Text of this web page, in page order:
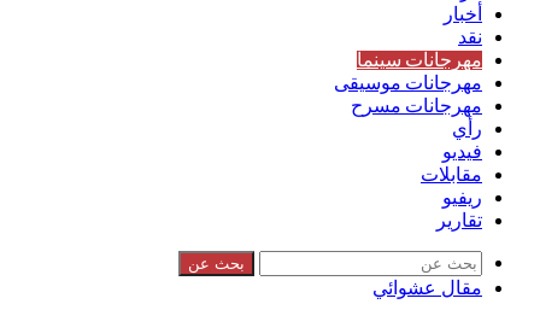
أخبار
نقد
مهرجانات سينما
مهرجانات موسيقى
مهرجانات مسرح
رأي
فيديو
مقابلات
ريفيو
تقارير
بحث عن
مقال عشوائي